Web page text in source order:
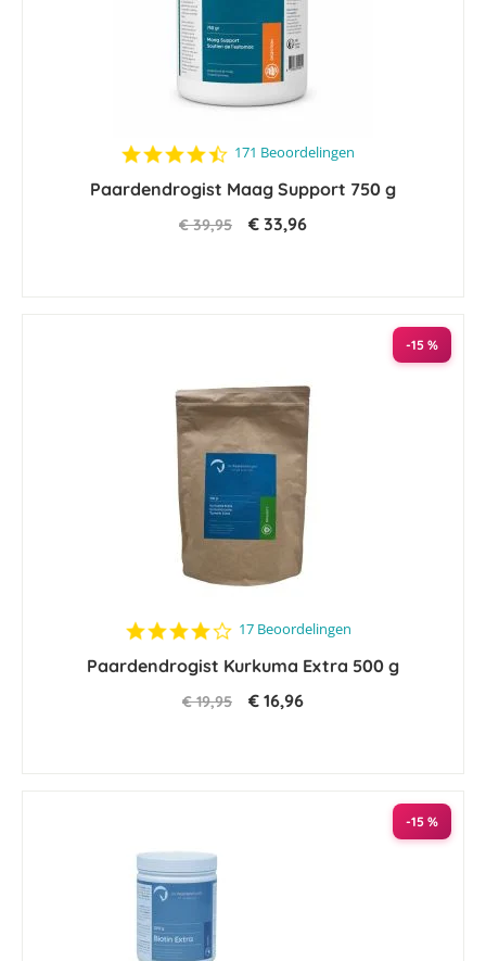
4.5
rating
171 Beoordelingen
Paardendrogist Maag Support 750 g
€ 39,95 € 33,96
-15 %
4.2
rating
17 Beoordelingen
Paardendrogist Kurkuma Extra 500 g
€ 19,95 € 16,96
-15 %